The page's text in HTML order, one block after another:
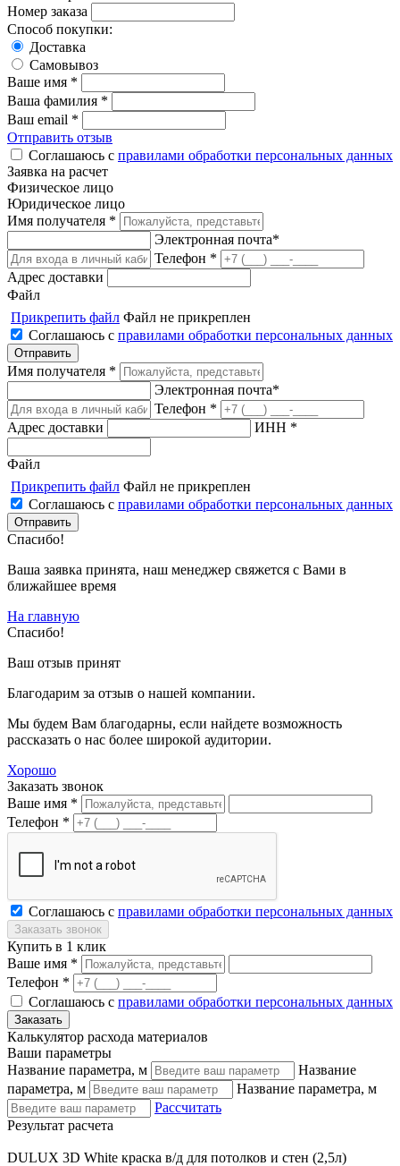
Номер заказа
Способ покупки:
Доставка
Самовывоз
Ваше имя *
Ваша фамилия *
Ваш email *
Отправить отзыв
Соглашаюсь с правилами обработки персональных данных
Заявка на расчет
Физическое лицо
Юридическое лицо
Имя получателя *
Электронная почта*
Телефон *
Адрес доставки
Файл
Прикрепить файл Файл не прикреплен
Соглашаюсь с правилами обработки персональных данных
Имя получателя *
Электронная почта*
Телефон *
Адрес доставки
ИНН *
Файл
Прикрепить файл Файл не прикреплен
Соглашаюсь с правилами обработки персональных данных
Спасибо!
Ваша заявка принята, наш менеджер свяжется с Вами в
ближайшее время
На главную
Спасибо!
Ваш отзыв принят
Благодарим за отзыв о нашей компании.
Мы будем Вам благодарны, если найдете возможность
рассказать о нас более широкой аудитории.
Хорошо
Заказать звонок
Ваше имя *
Телефон *
Соглашаюсь с правилами обработки персональных данных
Купить в 1 клик
Ваше имя *
Телефон *
Соглашаюсь с правилами обработки персональных данных
Калькулятор расхода материалов
Ваши параметры
Название параметра, м
Название
параметра, м
Название параметра, м
Рассчитать
Результат расчета
DULUX 3D White краска в/д для потолков и стен (2,5л)